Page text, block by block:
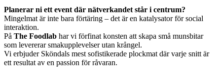
Planerar ni ett event där nätverkandet står i centrum?
Mingelmat är inte bara förtäring – det är en katalysator för social
interaktion.
På The Foodlab har vi förfinat konsten att skapa små munsbitar
som levererar smakupplevelser utan krångel.
Vi erbjuder Sköndals mest sofistikerade plockmat där varje snitt är
ett resultat av en passion för råvaran.